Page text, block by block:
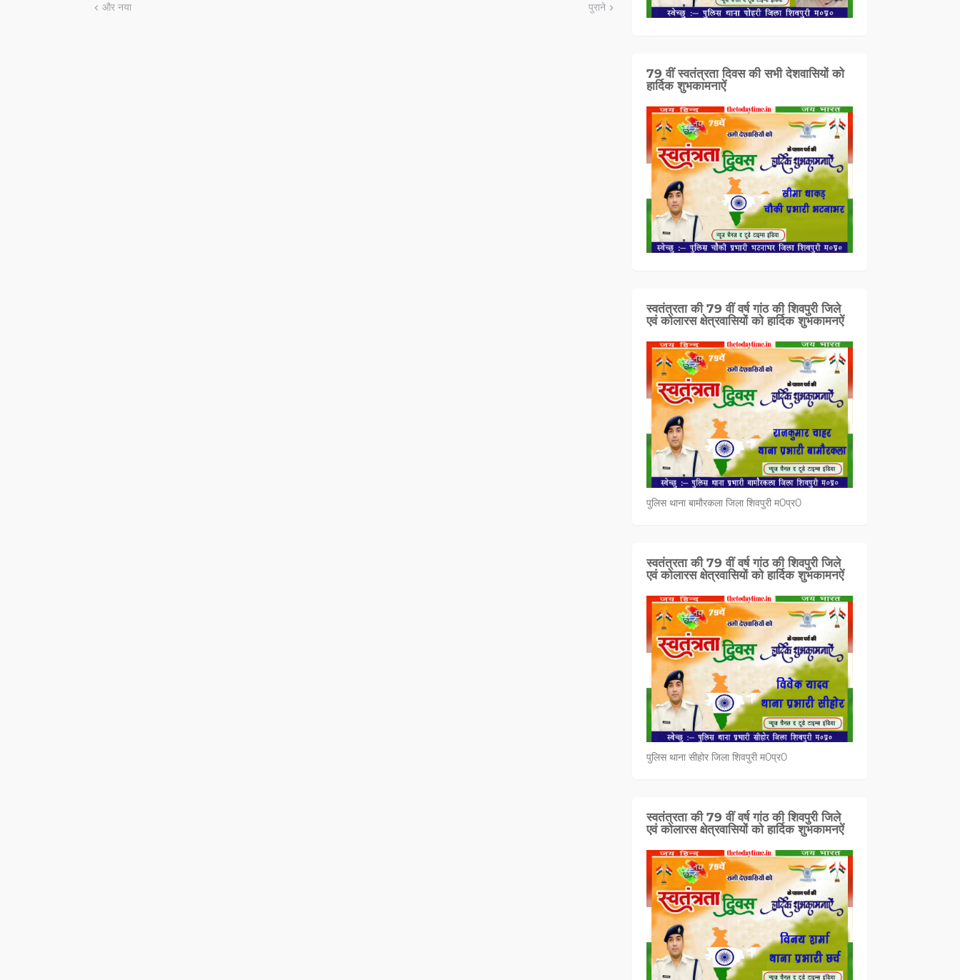
और नया पुराने
79 वीं स्वतंत्रता दिवस की सभी देशवासियों को
हार्दिक शुभकामनाऐं
स्वतंत्रता की 79 वीं वर्ष गांठ की शिवपुरी जिले
एवं कोलारस क्षेत्रवासियों को हार्दिक शुभकामनऐं
पुलिस थाना बामौरकला जिला शिवपुरी म0प्र0
स्वतंत्रता की 79 वीं वर्ष गांठ की शिवपुरी जिले
एवं कोलारस क्षेत्रवासियों को हार्दिक शुभकामनऐं
पुलिस थाना सीहोर जिला शिवपुरी म0प्र0
स्वतंत्रता की 79 वीं वर्ष गांठ की शिवपुरी जिले
एवं कोलारस क्षेत्रवासियों को हार्दिक शुभकामनऐं